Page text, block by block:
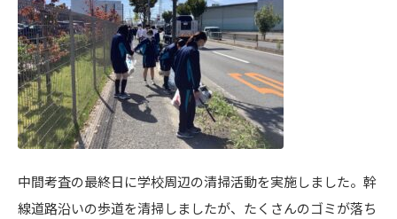
中間考査の最終日に学校周辺の清掃活動を実施しました。幹
線道路沿いの歩道を清掃しましたが、たくさんのゴミが落ち